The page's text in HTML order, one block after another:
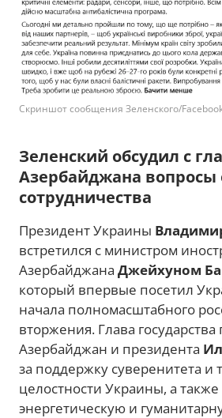
Скриншот сообщения Зеленского/
Зеленский обсудил с
Азербайджана вопросы
сотрудничества
Президент Украины
встретился с министром
Азербайджана Джейхуном
который впервые посетил
начала полномасштабного
вторжения. Глава
Азербайджан и президента
за поддержку суверенитета и
целостности Украины, а также
энергетическую и